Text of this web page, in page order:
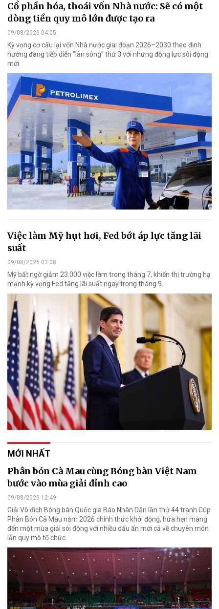
Cổ phần hóa, thoái vốn Nhà nước: Sẽ có một
dòng tiền quy mô lớn được tạo ra
09/08/2026 04:05
Kỳ vọng cơ cấu lại vốn Nhà nước giai đoạn 2026–2030 theo định
hướng đang tiếp diễn "làn sóng" thứ 3 với những động lực sôi động
mới.
Việc làm Mỹ hụt hơi, Fed bớt áp lực tăng lãi
suất
09/08/2026 03:08
Mỹ bất ngờ giảm 23.000 việc làm trong tháng 7, khiến thị trường hạ
mạnh kỳ vọng Fed tăng lãi suất ngay trong tháng 9.
MỚI NHẤT
Phân bón Cà Mau cùng Bóng bàn Việt Nam
bước vào mùa giải đỉnh cao
09/08/2026 12:49
Giải Vô địch Bóng bàn Quốc gia Báo Nhân Dân lần thứ 44 tranh Cúp
Phân Bón Cà Mau năm 2026 chính thức khởi động, hứa hẹn mang
đến một mùa giải sôi động với nhiều dấu ấn mới cả về chuyên môn
lẫn quy mô tổ chức.